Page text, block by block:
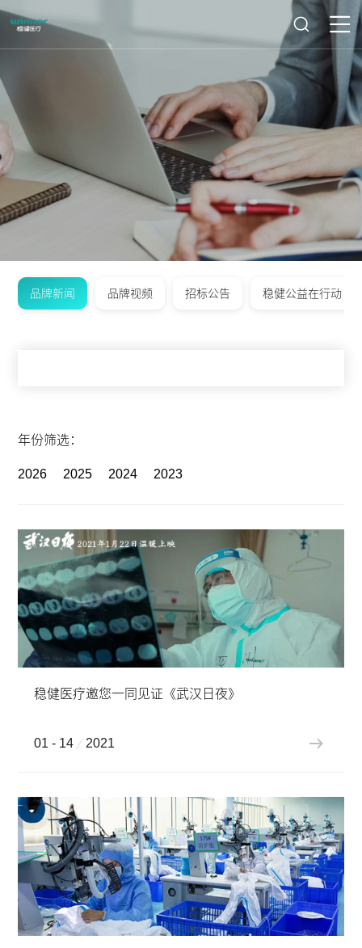
品牌新闻 品牌视频 招标公告 稳健公益在行动
年份筛选：
2026 2025 2024 2023
稳健医疗邀您一同见证《武汉日夜》
01 - 14 2021